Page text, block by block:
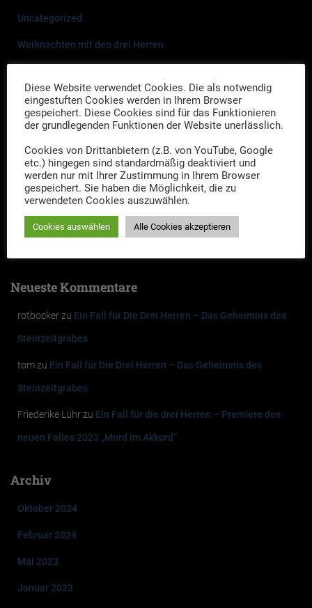
Uncategorized
Weihnachten mit den drei Herren
Neueste Beiträge
Drei Herren-Drei Gänge: Ein kriminell-kulinarischer Abend
Links zu den Veranstaltungen im Maritim Hotel Bellevue in Kiel
Neues Jahr, neue Termine
Online-Tickets für die Auftritte in Husum und die Premiere im
Neueste Kommentare
rotbockerzu Ein Fall für Die Drei Herren – Das Geheimnis des
Steinzeitgrabes
tomzu Ein Fall für Die Drei Herren – Das Geheimnis des
Steinzeitgrabes
Friederike Lührzu Ein Fall für die drei Herren – Premiere des
neuen Falles 2023 „Mord im Akkord“
Archiv
Oktober 2024
Februar 2024
Mai 2023
Januar 2023
Diese Website verwendet Cookies. Die als notwendig
eingestuften Cookies werden in Ihrem Browser
gespeichert. Diese Cookies sind für das Funktionieren
der grundlegenden Funktionen der Website unerlässlich.
Cookies von Drittanbietern (z.B. von YouTube, Google
etc.) hingegen sind standardmäßig deaktiviert und
werden nur mit Ihrer Zustimmung in Ihrem Browser
gespeichert. Sie haben die Möglichkeit, die zu
verwendeten Cookies auszuwählen.
Cookies auswählen Alle Cookies akzeptieren